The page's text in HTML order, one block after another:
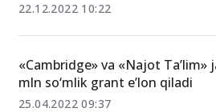
22.12.2022 10:22
«Cambridge» va «Najot Ta’lim»
mln so‘mlik grant e’lon qiladi
25.04.2022 09:37